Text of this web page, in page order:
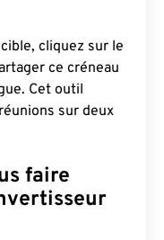
cliquez sur le
ce créneau
Cet outil
sur deux
faire